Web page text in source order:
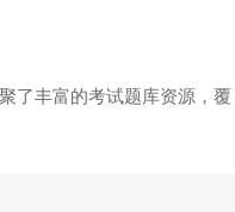
了丰富的考试题库资源，覆